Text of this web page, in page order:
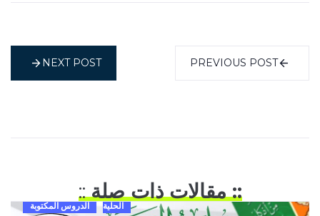
PREVIOUS POST
NEXT POST
:: مقالات ذات صلة::
الحلية الدروس المكتوبة